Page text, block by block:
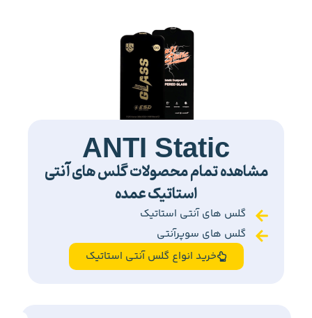
ANTI Static
مشاهده تمام محصولات گلس های آنتی
استاتیک عمده
گلس های آنتی استاتیک
گلس های سوپرآنتی
خرید انواع گلس آنتی استاتیک